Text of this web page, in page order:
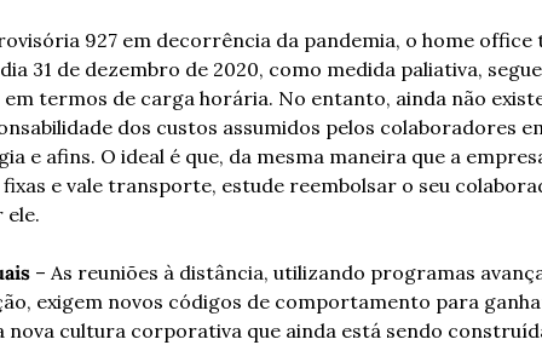
927 em decorrência da pandemia, o home
31 de dezembro de 2020, como medida paliativa,
em termos de carga horária. No entanto, ainda não
dos custos assumidos pelos colaboradores
e afins. O ideal é que, da mesma maneira que a
e vale transporte, estude reembolsar o seu
ele.
– As reuniões à distância, utilizando programas
exigem novos códigos de comportamento para
nova cultura corporativa que ainda está sendo